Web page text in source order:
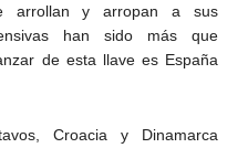
arrollan y arropan a sus
han sido más que
de esta llave es España
Croacia y Dinamarca